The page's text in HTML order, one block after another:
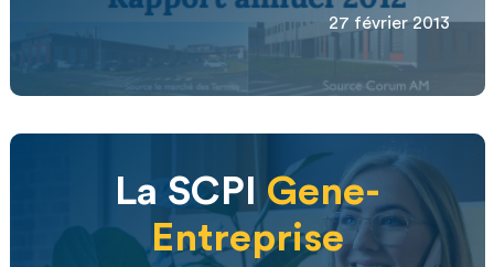
27 février 2013
La SCPI Gene-
Entreprise